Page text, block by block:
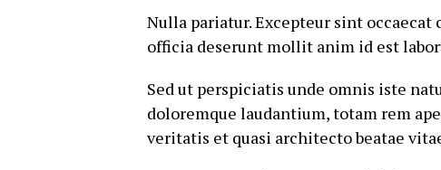
Nulla pariatur. Excepteur sint
officia deserunt mollit anim id est
Sed ut perspiciatis unde omnis iste
doloremque laudantium, totam rem
veritatis et quasi architecto beatae